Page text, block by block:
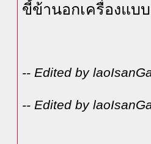
ขี้ข้านอกเครื่องแบ
-- Edited by
-- Edited by